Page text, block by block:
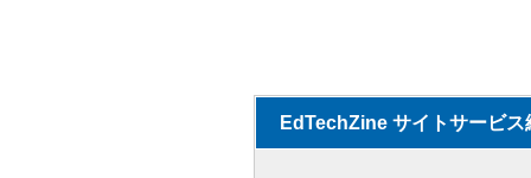
EdTechZine サイトサービス